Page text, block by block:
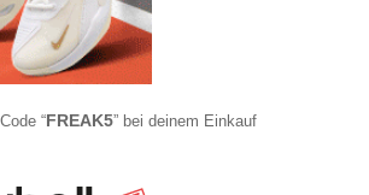
“FREAK5” bei deinem Einkauf